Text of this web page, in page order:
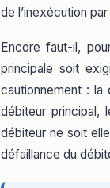
de l’inexécution
Encore faut-il,
principale soit
cautionnement : la
débiteur principal,
débiteur ne soit
défaillance du